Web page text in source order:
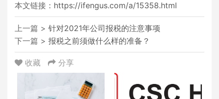
本文链接： https://ifengus.com/a/15358.html
上一篇 > 针对2021年公司报税的注意事项
下一篇 > 报税之前须做什么样的准备？
收藏 分享